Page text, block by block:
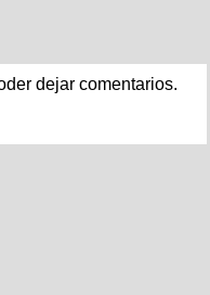
dejar comentarios.